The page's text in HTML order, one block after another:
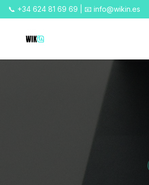
📞 +34 624 81 69 69 | 📧 info@wikin.es